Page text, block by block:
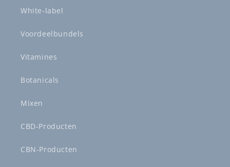
White-label
Voordeelbundels
Vitamines
Botanicals
Mixen
CBD-Producten
CBN-Producten